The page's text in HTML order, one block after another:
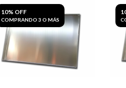
10% OFF
COMPRANDO 3 O MÁS